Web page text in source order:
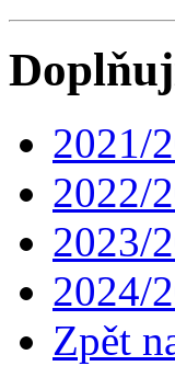
2021/
2022/
2023/
2024/
Zpět